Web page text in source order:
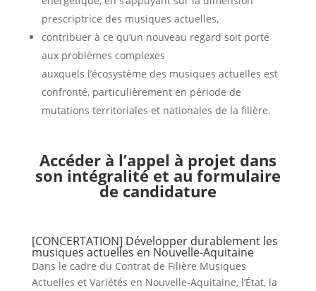
prescriptrice des musiques actuelles,
contribuer à ce qu’un nouveau regard soit porté
aux problèmes complexes
auxquels l’écosystème des musiques actuelles est
confronté, particulièrement en période de
mutations territoriales et nationales de la filière.
Accéder à l’appel à projet dans
son intégralité et au formulaire
de candidature
[CONCERTATION] Développer durablement les
musiques actuelles en Nouvelle-Aquitaine
Dans le cadre du Contrat de Filière Musiques
Actuelles et Variétés en Nouvelle-Aquitaine, l’État, la